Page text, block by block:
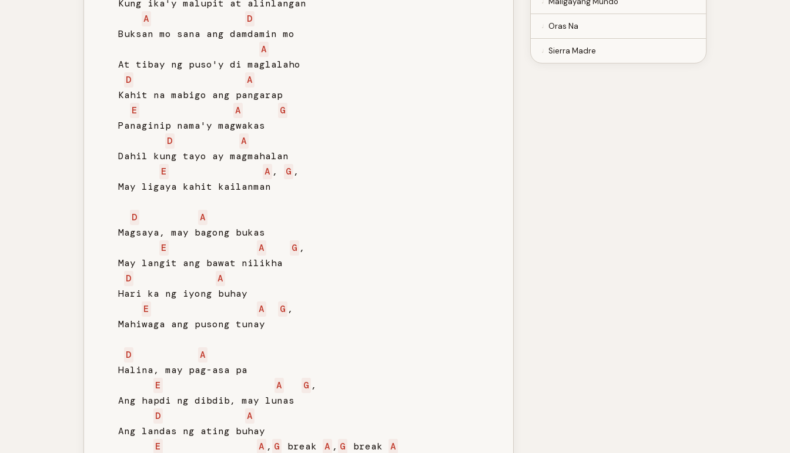
   Kung ika'y malupit at alinlangan
A
D
   Buksan mo sana ang damdamin mo
A
   At tibay ng puso'y di maglalaho
D
A
   Kahit na mabigo ang pangarap
E
A
G
   Panaginip nama'y magwakas
D
A
   Dahil kung tayo ay magmahalan
E
A , G ,
   May ligaya kahit kailanman
D
A
   Magsaya, may bagong bukas
E
A G ,
   May langit ang bawat nilikha
D
A
   Hari ka ng iyong buhay
E
A G ,
   Mahiwaga ang pusong tunay
D
A
   Halina, may pag-asa pa
E
A G ,
   Ang hapdi ng dibdib, may lunas
D
A
   Ang landas ng ating buhay
E
A , G break A , G break
A
Oras Na
Sierra Madre